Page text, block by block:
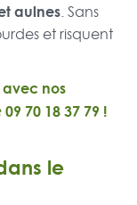
aulnes. Sans
et risquent
nos
09 70 18 37 79 !
le